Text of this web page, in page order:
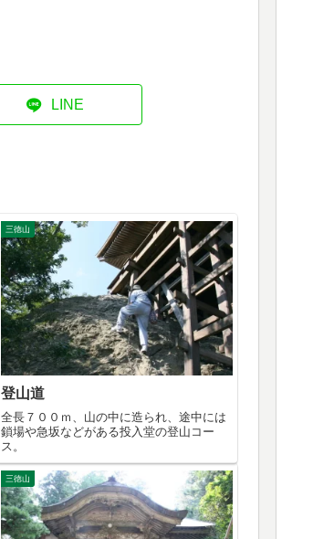
LINE
三徳山
登山道
全長７００ｍ、山の中に造られ、途中には
鎖場や急坂などがある投入堂の登山コー
ス。
三徳山